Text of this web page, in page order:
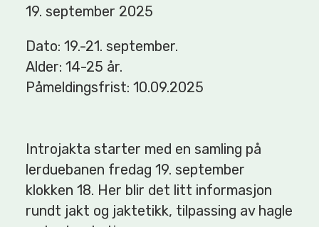
19. september 2025
Dato: 19.-21. september.
Alder: 14-25 år.
Påmeldingsfrist: 10.09.2025
Introjakta starter med en samling på
lerduebanen fredag 19. september
klokken 18. Her blir det litt informasjon
rundt jakt og jaktetikk, tilpassing av hagle